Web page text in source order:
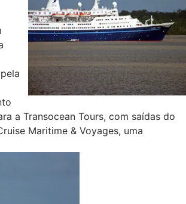
a Transocean Tours, com saídas do
Maritime & Voyages, uma